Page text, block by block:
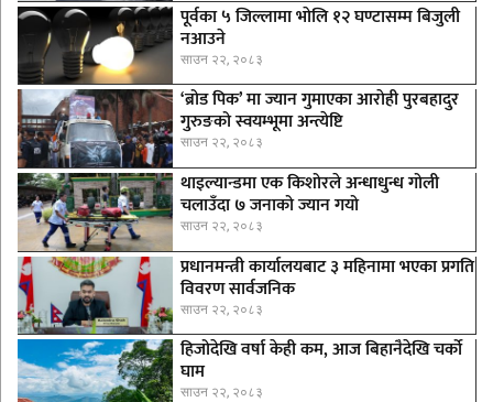
पूर्वका ५ जिल्लामा भाेलि १२ घण्टासम्म बिजुली
नआउने
साउन २२, २०८३
‘ब्रोड पिक’ मा ज्यान गुमाएका आराेही पुरबहादुर
गुरुङको स्वयम्भूमा अन्त्येष्टि
साउन २२, २०८३
थाइल्यान्डमा एक किशोरले अन्धाधुन्ध गोली
चलाउँदा ७ जनाको ज्यान गयो
साउन २२, २०८३
प्रधानमन्त्री कार्यालयबाट ३ महिनामा भएका प्रगति
विवरण सार्वजनिक
साउन २२, २०८३
हिजोदेखि वर्षा केही कम, आज बिहानैदेखि चर्को
घाम
साउन २२, २०८३